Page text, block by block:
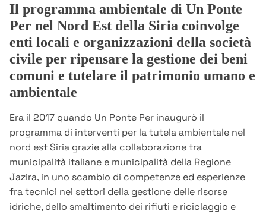
Il programma ambientale di Un Ponte
Per nel Nord Est della Siria coinvolge
enti locali e organizzazioni della società
civile per ripensare la gestione dei beni
comuni e tutelare il patrimonio umano e
ambientale
Era il 2017 quando Un Ponte Per inaugurò il
programma di interventi per la tutela ambientale nel
nord est Siria grazie alla collaborazione tra
municipalità italiane e municipalità della Regione
Jazira, in uno scambio di competenze ed esperienze
fra tecnici nei settori della gestione delle risorse
idriche, dello smaltimento dei rifiuti e riciclaggio e